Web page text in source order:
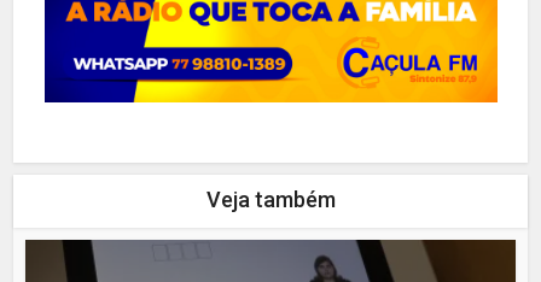
Veja também